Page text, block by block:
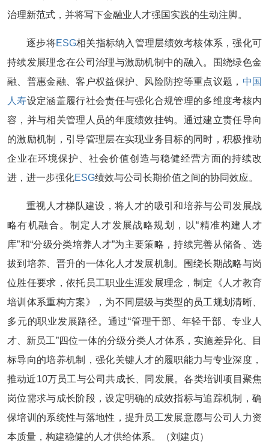
治理新范式，并将写下金融业人才强国实践的生动注脚。
逐步将ESG相关指标纳入管理层绩效考核体系，强化可
持续发展理念在公司治理与激励机制中的融入。围绕绿色金
融、普惠金融、客户权益保护、风险防控等重点议题， 中国
人寿设定涵盖履行社会责任与强化合规管理的多维度考核内
容，并与相关管理人员的年度绩效挂钩。通过建立责任导向
的激励机制，引导管理层在实现业务目标的同时，积极推动
企业在环境保护、社会价值创造与稳健经营方面的持续改
进，进一步强化ESG绩效与公司长期价值之间的协同效应。
重视人才梯队建设，将人才的吸引和培养与公司发展战
略有机融合。制定人才发展战略规划，以“精准构建人才
库”和“分级分类培养人才”为主要策略，持续完善从储备、选
拔到培养、晋升的一体化人才发展机制。围绕长期战略与岗
位胜任要求，依托员工职业生涯发展理念，制定《人才教育
培训体系重构方案》，为不同层级与类型的员工规划清晰、
多元的职业发展路径。通过“管理干部、年轻干部、专业人
才、新员工”四位一体的分级分类人才体系，实施差异化、目
标导向的培养机制，强化关键人才的履职能力与专业深度，
推动近10万员工与公司共成长、同发展。各类培训项目聚焦
岗位需求与成长阶段，设定明确的成效指标与追踪机制，确
保培训的系统性与落地性，提升员工发展意愿与公司人力资
本质量，构建稳健的人才供给体系。（刘建贞）